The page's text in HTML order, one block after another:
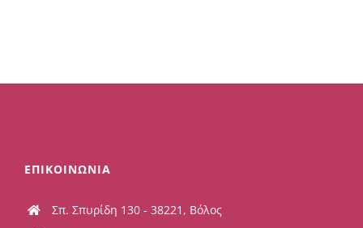
ΕΠΙΚΟΙΝΩΝΙΑ
Σπ. Σπυρίδη 130 - 38221, Βόλος